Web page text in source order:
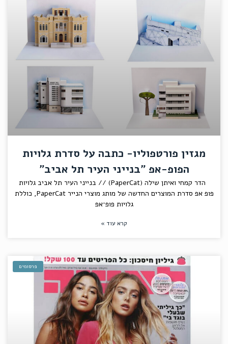
מגזין פורטפוליו- כתבה על סדרת גלויות
הפופ-אפ "בנייני העיר תל אביב"
הדר קמחי ואיתן שילה (PaperCat) // בנייני העיר תל אביב גלויות
פופ אפ סדרת המוצרים החדשה של מותג מוצרי הנייר PaperCat, כוללת
גלויות פופ־אפ
קרא עוד »
פרסומים